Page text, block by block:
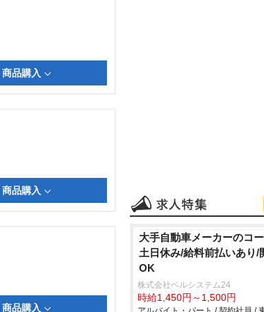
商品購入
商品購入
商品購入
大手自動車メーカーのコ
土日休み/給料前払いあり/
OK
株式会社ベルシステム24
時給1,450円～1,500円